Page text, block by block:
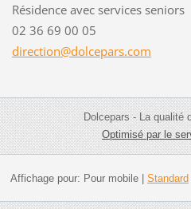
Résidence avec services seniors
02 36 69 00 05
direction@dolcepars.com
Dolcepars - La qualité
Optimisé par le
Affichage pour: Pour mobile| Standard